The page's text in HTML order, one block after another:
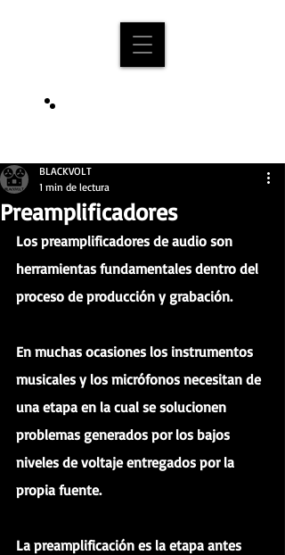
Preamplificadores
BLACKVOLT
1 min de lectura
Los preamplificadores de audio son
herramientas fundamentales dentro del
proceso de producción y grabación.
En muchas ocasiones los instrumentos
musicales y los micrófonos necesitan de
una etapa en la cual se solucionen
problemas generados por los bajos
niveles de voltaje entregados por la
propia fuente.
La preamplificación es la etapa antes